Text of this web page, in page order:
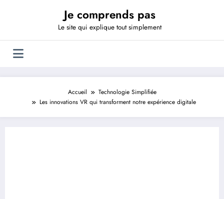
Je comprends pas
Le site qui explique tout simplement
Accueil
Technologie Simplifiée
Les innovations VR qui transforment notre expérience digitale